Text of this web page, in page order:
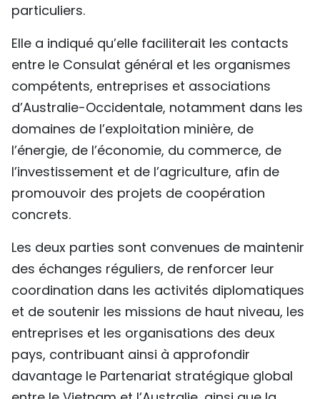
particuliers.
Elle a indiqué qu’elle faciliterait les contacts
entre le Consulat général et les organismes
compétents, entreprises et associations
d’Australie-Occidentale, notamment dans les
domaines de l’exploitation minière, de
l’énergie, de l’économie, du commerce, de
l’investissement et de l’agriculture, afin de
promouvoir des projets de coopération
concrets.
Les deux parties sont convenues de maintenir
des échanges réguliers, de renforcer leur
coordination dans les activités diplomatiques
et de soutenir les missions de haut niveau, les
entreprises et les organisations des deux
pays, contribuant ainsi à approfondir
davantage le Partenariat stratégique global